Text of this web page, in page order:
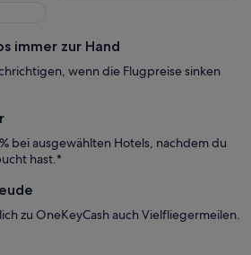
immer zur Hand
wenn die Flugpreise sinken
bei ausgewählten Hotels, nachdem du
hast.*
zu OneKeyCash auch Vielfliegermeilen.